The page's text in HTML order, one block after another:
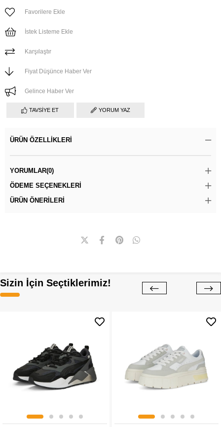
Favorilere Ekle
İstek Listeme Ekle
Karşılaştır
Fiyat Düşünce Haber Ver
Gelince Haber Ver
TAVSIYE ET YORUM YAZ
ÜRÜN ÖZELLIKLERI
YORUMLAR(0)
ÖDEME SEÇENEKLERI
ÜRÜN ÖNERILERI
Sizin İçin Seçtiklerimiz!